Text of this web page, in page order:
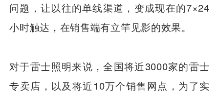
问题，让以往的单线渠道，变成现在的7×24
小时触达，在销售端有立竿见影的效果。
对于雷士照明来说，全国将近3000家的雷士
专卖店，以及将近10万个销售网点，为了实